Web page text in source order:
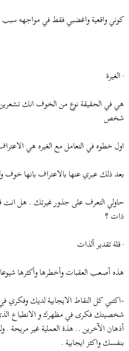
كوني واقعية واغضبي فقط في مواجهه
· الغيرة
هي في الحقيقة نوع من الخوف انك تشعرين
شخص
اول خطوه في التعامل مع الغيره هي
بعد ذلك عبري عنها بالاعتراف بانها
حاولي التعرف على جذور غيرتك . هل انت
ذات ؟
· قلة تقدير ألذات
هذه أصعب العقبات وأخطرها وأكثرها شيوعا
-اكتبي كل النقاط الايجابية لديك وفكري
شخصيتك فكرى في مظهرك و الانطباع
أذهان الآخرين .. هذة العملية غير مريحة .
بنفسك واكثز ايجابية .